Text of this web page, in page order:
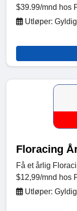
$39.99/mnd hos
Utløper:
Floracing
Få et årlig
$12,99/mnd hos
Utløper: